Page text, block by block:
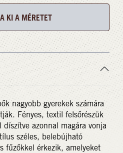
KI A MÉRETET
nagyobb gyerekek számára
Fényes, textil felsőrészük
azonnal magára vonja
széles, belebújható
fűzőkkel érkezik, amelyeket